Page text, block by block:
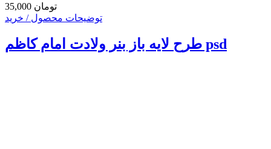
35,000 تومان
توضیحات محصول / خرید
طرح لایه باز بنر ولادت امام کاظم psd